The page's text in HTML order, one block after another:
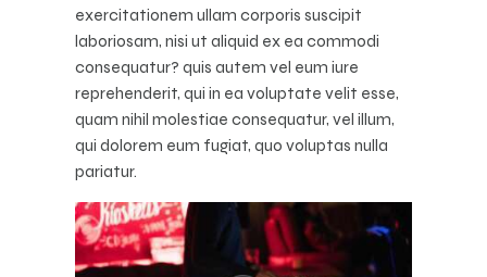
exercitationem ullam corporis suscipit
laboriosam, nisi ut aliquid ex ea commodi
consequatur? quis autem vel eum iure
reprehenderit, qui in ea voluptate velit esse,
quam nihil molestiae consequatur, vel illum,
qui dolorem eum fugiat, quo voluptas nulla
pariatur.